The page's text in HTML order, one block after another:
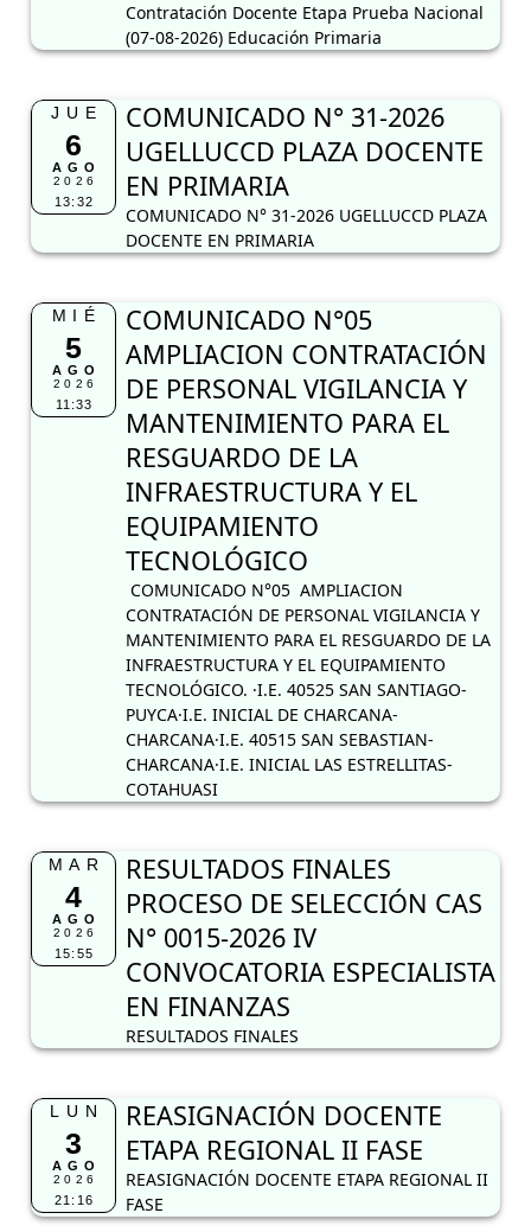
Contratación Docente Etapa Prueba Nacional
(07-08-2026) Educación Primaria
JUE
6
AGO
2026
13:32
COMUNICADO N° 31-2026
UGELLUCCD PLAZA DOCENTE
EN PRIMARIA
COMUNICADO N° 31-2026 UGELLUCCD PLAZA
DOCENTE EN PRIMARIA
MIÉ
5
AGO
2026
11:33
COMUNICADO N°05
AMPLIACION CONTRATACIÓN
DE PERSONAL VIGILANCIA Y
MANTENIMIENTO PARA EL
RESGUARDO DE LA
INFRAESTRUCTURA Y EL
EQUIPAMIENTO
TECNOLÓGICO
COMUNICADO N°05 AMPLIACION
CONTRATACIÓN DE PERSONAL VIGILANCIA Y
MANTENIMIENTO PARA EL RESGUARDO DE LA
INFRAESTRUCTURA Y EL EQUIPAMIENTO
TECNOLÓGICO. ·I.E. 40525 SAN SANTIAGO-
PUYCA·I.E. INICIAL DE CHARCANA-
CHARCANA·I.E. 40515 SAN SEBASTIAN-
CHARCANA·I.E. INICIAL LAS ESTRELLITAS-
COTAHUASI
MAR
4
AGO
2026
15:55
RESULTADOS FINALES
PROCESO DE SELECCIÓN CAS
N° 0015-2026 IV
CONVOCATORIA ESPECIALISTA
EN FINANZAS
RESULTADOS FINALES
LUN
3
AGO
2026
21:16
REASIGNACIÓN DOCENTE
ETAPA REGIONAL II FASE
REASIGNACIÓN DOCENTE ETAPA REGIONAL II
FASE